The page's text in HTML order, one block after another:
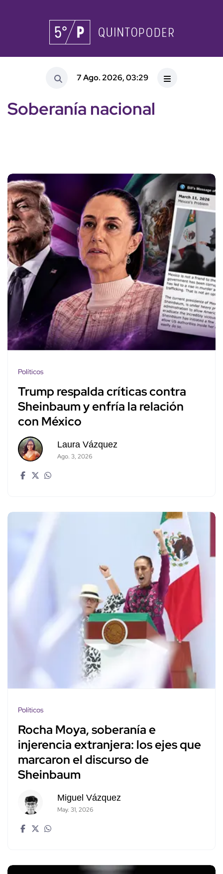
7 Ago. 2026, 03:29
Soberanía nacional
Políticos
Trump respalda críticas contra
Sheinbaum y enfría la relación
con México
Laura Vázquez
Ago. 3, 2026
Políticos
Rocha Moya, soberanía e
injerencia extranjera: los ejes que
marcaron el discurso de
Sheinbaum
Miguel Vázquez
May. 31, 2026